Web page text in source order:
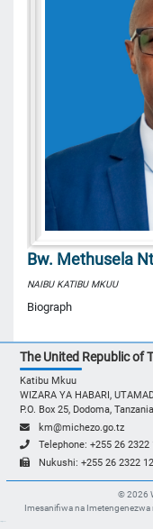
Bw. Methusela
NAIBU KATIBU MKUU
Biograph
The United Republic of
Katibu Mkuu
WIZARA YA HABARI,
P.O. Box 25, Dodoma,
km@michezo.go.tz
Telephone: +255 26 2322
Nukushi: +255 26 2322
© 2026
Imesanifiwa na